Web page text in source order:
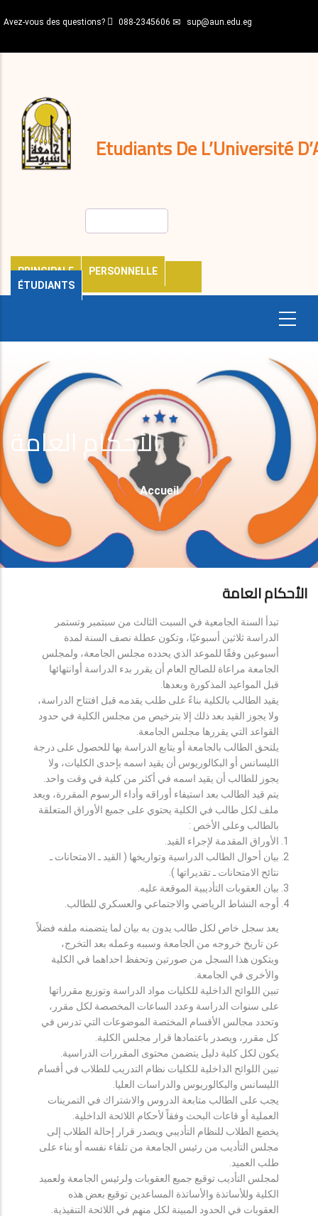
au
principal
Avez-vous des questions? 088-2345606 sup@aun.edu.eg
Etudiants De L’Université
PRINCIPALE
PERSONNELLE
ÉTUDIANTS
décisions
Expatriés
Journal
الأحكام العامة
Fil
D'Ariane
Accueil
الأحكام العامة
تبدأ السنة الجامعية في السبت الثالث من سبتمبر وتستمر
الدراسة ثلاثين أسبوعيًا، وتكون عطلة نصف السنة لمدة
أسبوعين وفقًا للموعد الذي يحدده مجلس الجامعة، ولمجلس
الجامعة مراعاة للصالح العام أن يقرر بدء الدراسة أوانتهائها
قبل المواعيد المذكورة وبعدها.
يقيد الطالب بالكلية بناءً على طلب يقدمه قبل افتتاح الدراسة،
ولا يجوز القيد بعد ذلك إلا بترخيص من مجلس الكلية في حدود
القواعد التي يقررها مجلس الجامعة.
يلتحق الطالب بالجامعة أو يتابع الدراسة بها للحصول على درجة
الليسانس أو البكالوريوس أن يقيد اسمه بإحدى الكليات، ولا
يجوز للطالب أن يقيد اسمه في أكثر من كلية في وقت واحد.
يتم قيد الطالب بعد استيفاء أوراقه وأداء الرسوم المقررة، ويعد
ملف لكل طالب في الكلية يحتوي على جميع الأوراق المتعلقة
بالطالب وعلى الأخص :
الأوراق المقدمة لإجراء القيد.
بيان أحوال الطالب الدراسية وتواريخها ( القيد ـ الامتحانات ـ
نتائح الامتحانات ـ تقديراتها ).
بيان العقوبات التأديبية الموقعة عليه.
أوجه النشاط الرياضي والاجتماعي والعسكري للطالب.
يعد سجل خاص لكل طالب يدون به بيان لما يتضمنه ملفه فضلاً
عن تاريخ خروجه من الجامعة وسببه وعمله بعد التخرج،
ويتكون هذا السجل من صورتين وتحفظ احداهما في الكلية
والأخرى في الجامعة.
تبين اللوائح الداخلية للكليات مواد الدراسة وتوزيع مقرراتها
على سنوات الدراسة وعدد الساعات المخصصة لكل مقرر،
وتحدد مجالس الأقسام المختصة الموضوعات التي تدرس في
كل مقرر، ويصدر باعتمادها قرار مجلس الكلية.
يكون لكل كلية دليل يتضمن محتوى المقررات الدراسية.
تبين اللوائح الداخلية للكليات نظام التدريب للطلاب في أقسام
الليسانس والبكالوريوس والدراسات العليا.
يجب على الطالب متابعة الدروس والاشتراك في التمرينات
العملية أو قاعات البحث وفقاً لأحكام اللائحة الداخلية.
يخضع الطلاب للنظام التأديبي ويصدر قرار إحالة الطلاب إلى
مجلس التأديب من رئيس الجامعة من تلقاء نفسه أو بناء على
طلب العميد.
لمجلس التأديب توقيع جميع العقوبات ولرئيس الجامعة ولعميد
الكلية وللأساتذة والأساتذة المساعدين توقيع بعض هذه
العقوبات في الحدود المبينة لكل منهم في اللائحة التنفيذية.